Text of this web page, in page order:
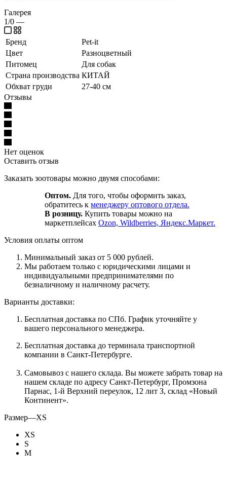
Галерея
1/0 —
Бренд
Pet-it
Цвет
Разноцветный
Питомец
Для собак
Страна производства КИТАЙ
Обхват груди
27-40 см
Отзывы
Нет оценок
Оставить отзыв
Заказать зоотовары можно двумя способами:
Оптом. Для того, чтобы оформить заказ,
обратитесь к менеджеру оптового отдела.
В розницу. Купить товары можно на
маркетплейсах Ozon, Wildberries, Яндекс.Маркет.
Условия оплаты оптом
Минимальный заказ от 5 000 рублей.
Мы работаем только с юридическими лицами и
индивидуальными предпринимателями по
безналичному и наличному расчету.
Варианты доставки:
Бесплатная доставка по СПб. График уточняйте у
вашего персонального менеджера.
Бесплатная доставка до терминала транспортной
компании в Санкт-Петербурге.
Самовывоз с нашего склада. Вы можете забрать товар на
нашем складе по адресу Санкт-Петербург, Промзона
Парнас, 1-й Верхний переулок, 12 лит З, склад «Новый
Континент».
Размер—XS
XS
S
M